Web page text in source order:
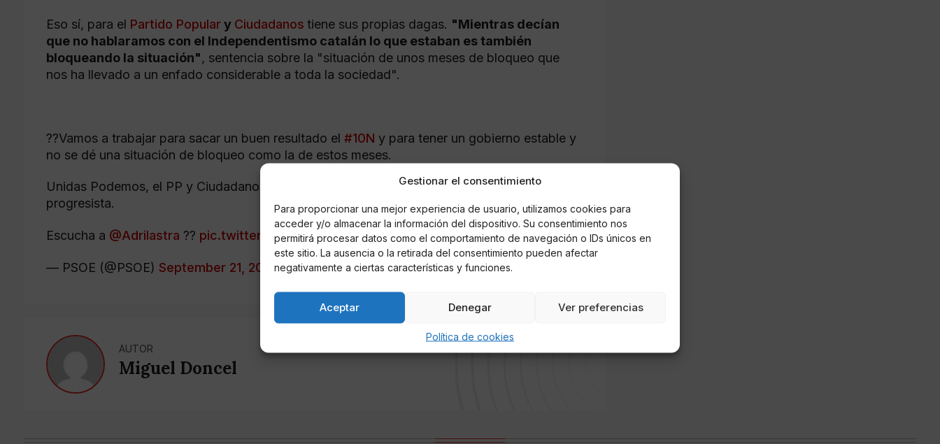
Gestionar el consentimiento
Para proporcionar una mejor experiencia de usuario, utilizamos cookies para
acceder y/o almacenar la información del dispositivo. Su consentimiento nos
permitirá procesar datos como el comportamiento de navegación o IDs únicos en
este sitio. La ausencia o la retirada del consentimiento pueden afectar
negativamente a ciertas características y funciones.
Aceptar Denegar Ver preferencias
Política de cookies
Eso sí, para el Partido Populary Ciudadanos tiene sus propias dagas. "Mientras decían
que no hablaramos con el Independentismo catalán lo que estaban es también
bloqueando la situación", sentencia sobre la "situación de unos meses de bloqueo que
nos ha llevado a un enfado considerable a toda la sociedad".
??Vamos a trabajar para sacar un buen resultado el #10N y para tener un gobierno estable y
no se dé una situación de bloqueo como la de estos meses.
Unidas Podemos, el PP y Ciudadanos han bloqueado la formación de un Gobierno
progresista.
Escucha a @Adrilastra ?? pic.twitter.com/VwUv6W71rR
— PSOE (@PSOE) September 21, 2019
AUTOR
Miguel Doncel